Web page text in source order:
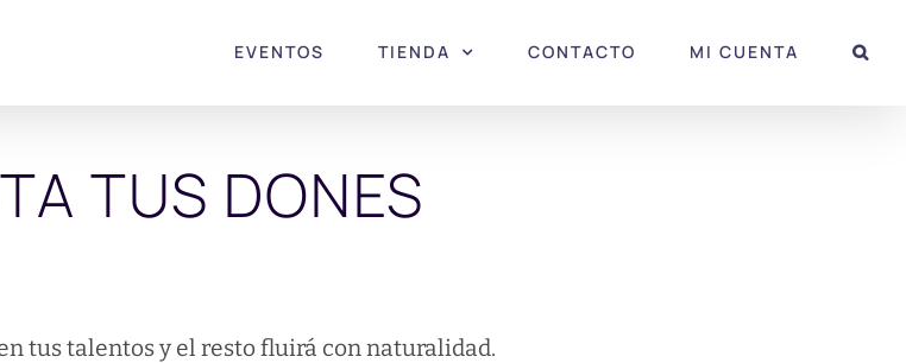
EVENTOS TIENDA CONTACTO MI CUENTA
TUS DONES
tus talentos y el resto fluirá con naturalidad.